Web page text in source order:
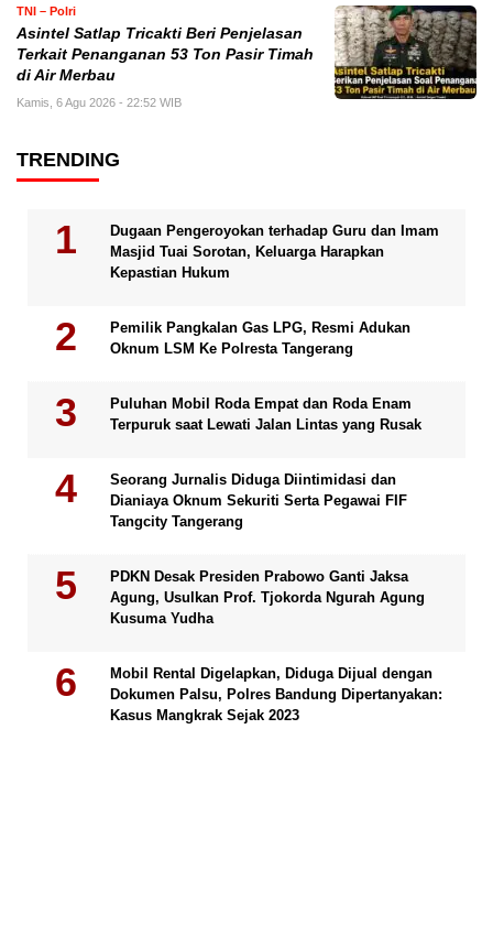
TNI – Polri
Asintel Satlap Tricakti Beri Penjelasan
Terkait Penanganan 53 Ton Pasir Timah
di Air Merbau
Kamis, 6 Agu 2026 - 22:52 WIB
TRENDING
Dugaan Pengeroyokan terhadap Guru dan Imam
Masjid Tuai Sorotan, Keluarga Harapkan
Kepastian Hukum
Pemilik Pangkalan Gas LPG, Resmi Adukan
Oknum LSM Ke Polresta Tangerang
Puluhan Mobil Roda Empat dan Roda Enam
Terpuruk saat Lewati Jalan Lintas yang Rusak
Seorang Jurnalis Diduga Diintimidasi dan
Dianiaya Oknum Sekuriti Serta Pegawai FIF
Tangcity Tangerang
PDKN Desak Presiden Prabowo Ganti Jaksa
Agung, Usulkan Prof. Tjokorda Ngurah Agung
Kusuma Yudha
Mobil Rental Digelapkan, Diduga Dijual dengan
Dokumen Palsu, Polres Bandung Dipertanyakan:
Kasus Mangkrak Sejak 2023